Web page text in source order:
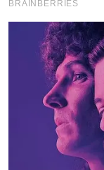
BRAINBERRIES